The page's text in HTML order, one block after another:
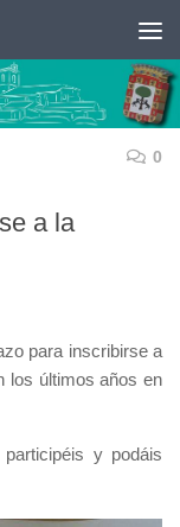
0
a la
para inscribirse a
los últimos años en
y podáis